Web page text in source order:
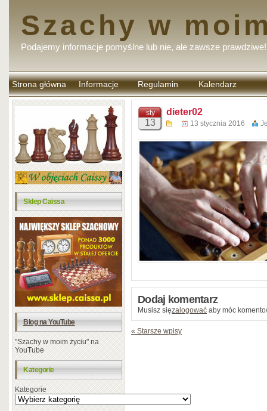
Szachy w
Podajemy informacje pomyślne lub nie, ale zawsze prawdziwe!
Strona główna Informacje Regulamin
komentarzy
Kalendarz
Sklep Caissa
Blog na YouTube
"Szachy w moim życiu" na
YouTube
Kategorie
Kategorie
sty
13
dieter02
13 stycznia 2016
Dodaj komentarz
Musisz sięzalogować aby móc
« Starsze wpisy